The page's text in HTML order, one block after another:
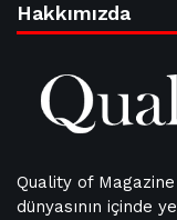
Hakkımızda
Quality of
dünyasının içinde